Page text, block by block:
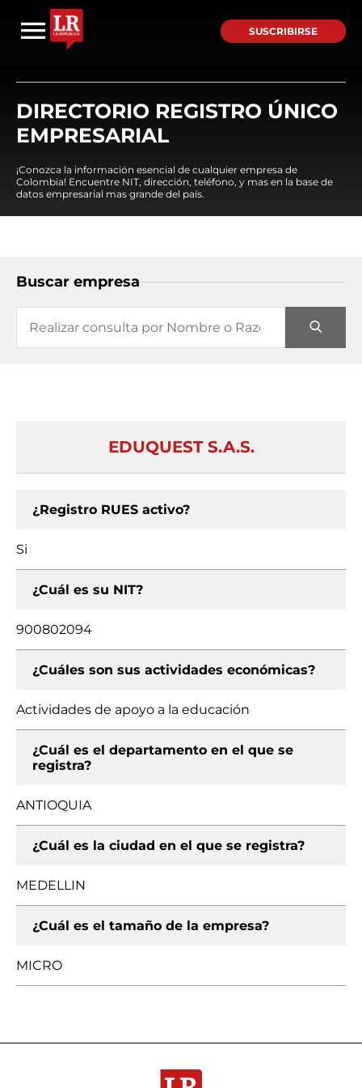
SUSCRIBIRSE
DIRECTORIO REGISTRO ÚNICO
EMPRESARIAL
¡Conozca la información esencial de cualquier empresa de
Colombia! Encuentre NIT, dirección, teléfono, y mas en la base de
datos empresarial mas grande del país.
Buscar empresa
EDUQUEST S.A.S.
¿Registro RUES activo?
Si
¿Cuál es su NIT?
900802094
¿Cuáles son sus actividades económicas?
Actividades de apoyo a la educación
¿Cuál es el departamento en el que se
registra?
ANTIOQUIA
¿Cuál es la ciudad en el que se registra?
MEDELLIN
¿Cuál es el tamaño de la empresa?
MICRO